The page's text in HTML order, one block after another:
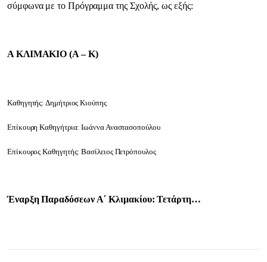
σύμφωνα με το Πρόγραμμα της Σχολής, ως εξής:
Α ΚΛΙΜΑΚΙΟ (Α – Κ)
Καθηγητής: Δημήτριος Κιούπης
Επίκουρη Καθηγήτρια: Ιωάννα Αναστασοπούλου
Επίκουρος Καθηγητής: Βασίλειος Πετρόπουλος
Έναρξη Παραδόσεων Α΄ Κλιμακίου: Τετάρτη…